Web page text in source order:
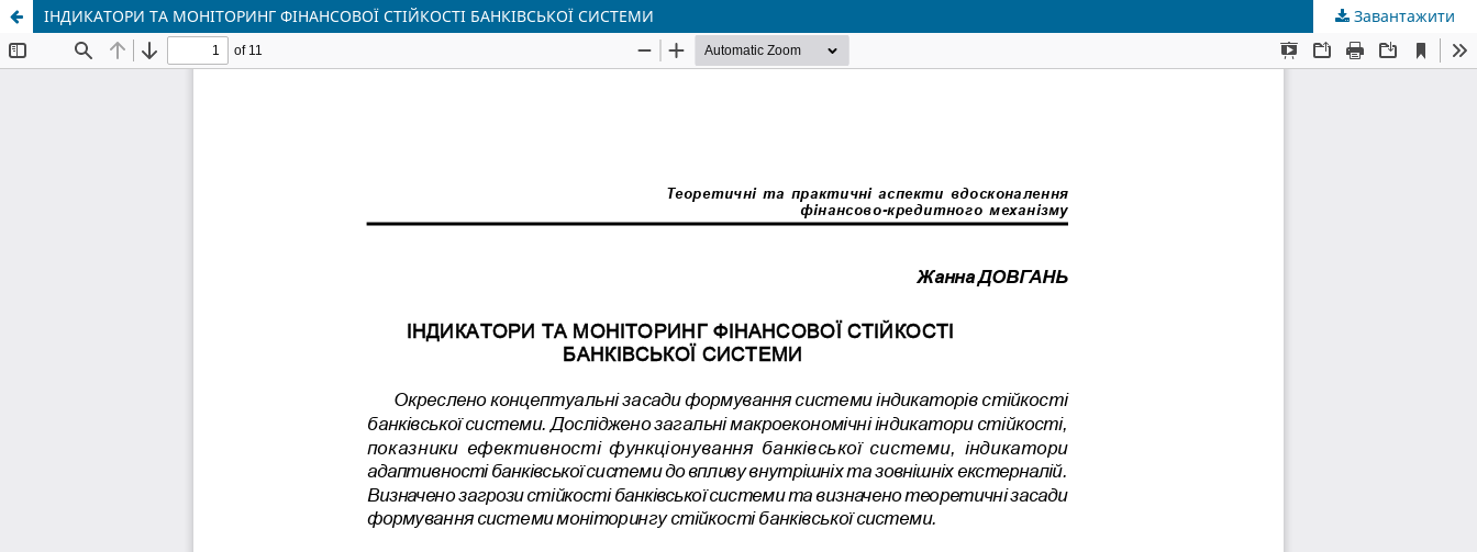
ІНДИКАТОРИ ТА МОНІТОРИНГ ФІНАНСОВОЇ СТІЙКОСТІ БАНКІВСЬКОЇ СИСТЕМИ Завантажити